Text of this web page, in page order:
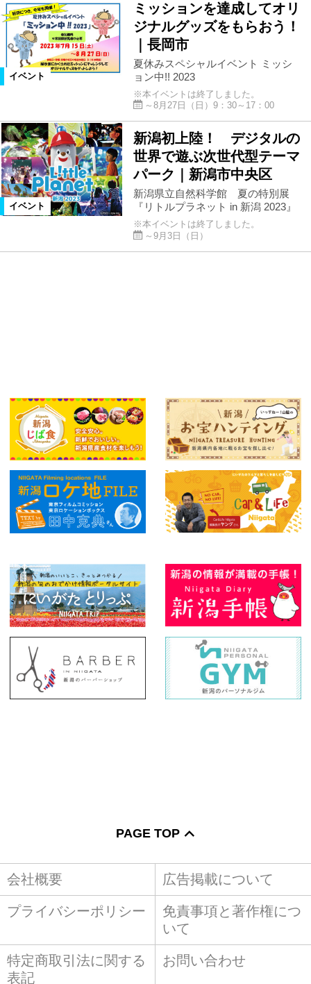
イベント
ミッションを達成してオリ
ジナルグッズをもらおう！
｜長岡市
夏休みスペシャルイベント ミッシ
ョン中!! 2023
※本イベントは終了しました。
～8月27日（日）9：30～17：00
イベント
新潟初上陸！ デジタルの
世界で遊ぶ次世代型テーマ
パーク｜新潟市中央区
新潟県立自然科学館 夏の特別展
『リトルプラネット in 新潟 2023』
※本イベントは終了しました。
～9月3日（日）
PAGE TOP
会社概要 広告掲載について
プライバシーポリシー
免責事項と著作権につ
いて
特定商取引法に関する
表記
お問い合わせ